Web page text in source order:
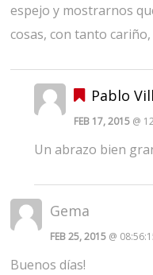
espejo y mostrarnos
cosas, con tanto
Pablo
FEB 17, 2015 @
Un abrazo bien
Gema
FEB 25, 2015 @
Buenos días!